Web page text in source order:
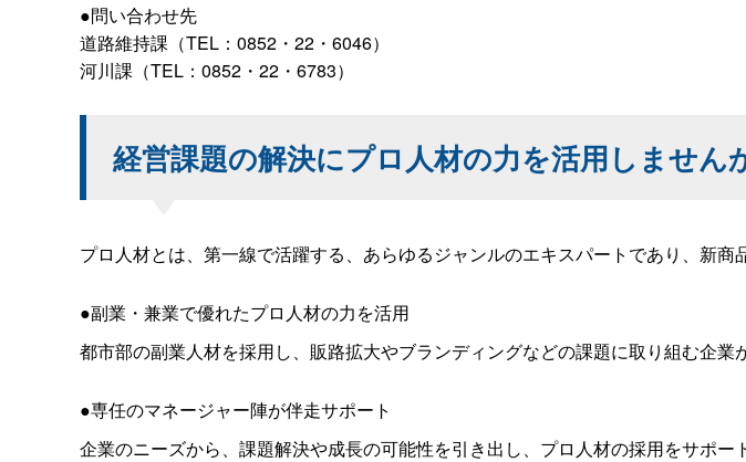
●問い合わせ先
道路維持課（TEL：0852・22・6046）
河川課（TEL：0852・22・6783）
経営課題の解決にプロ人材の力を活用しません
プロ人材とは、第一線で活躍する、あらゆるジャンルのエキスパートであり、新
●副業・兼業で優れたプロ人材の力を活用
都市部の副業人材を採用し、販路拡大やブランディングなどの課題に取り組む企業
●専任のマネージャー陣が伴走サポート
企業のニーズから、課題解決や成長の可能性を引き出し、プロ人材の採用をサポー